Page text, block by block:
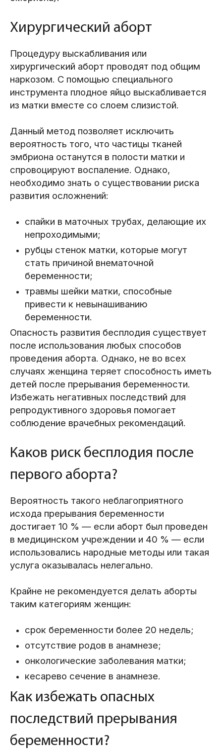
Хирургический аборт
Процедуру выскабливания или
хирургический аборт проводят под общим
наркозом. С помощью специального
инструмента плодное яйцо выскабливается
из матки вместе со слоем слизистой.
Данный метод позволяет исключить
вероятность того, что частицы тканей
эмбриона останутся в полости матки и
спровоцируют воспаление. Однако,
необходимо знать о существовании риска
развития осложнений:
спайки в маточных трубах, делающие их
непроходимыми;
рубцы стенок матки, которые могут
стать причиной внематочной
беременности;
травмы шейки матки, способные
привести к невынашиванию
беременности.
Опасность развития бесплодия существует
после использования любых способов
проведения аборта. Однако, не во всех
случаях женщина теряет способность иметь
детей после прерывания беременности.
Избежать негативных последствий для
репродуктивного здоровья помогает
соблюдение врачебных рекомендаций.
Каков риск бесплодия после
первого аборта?
Вероятность такого неблагоприятного
исхода прерывания беременности
достигает 10 % — если аборт был проведен
в медицинском учреждении и 40 % — если
использовались народные методы или такая
услуга оказывалась нелегально.
Крайне не рекомендуется делать аборты
таким категориям женщин:
срок беременности более 20 недель;
отсутствие родов в анамнезе;
онкологические заболевания матки;
кесарево сечение в анамнезе.
Как избежать опасных
последствий прерывания
беременности?